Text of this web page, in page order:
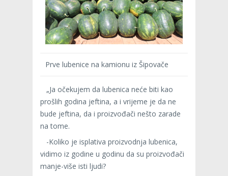
Prve lubenice na kamionu iz Šipovače
„Ja očekujem da lubenica neće biti kao
prošlih godina jeftina, a i vrijeme je da ne
bude jeftina, da i proizvođači nešto zarade
na tome.
-Koliko je isplativa proizvodnja lubenica,
vidimo iz godine u godinu da su proizvođači
manje-više isti ljudi?